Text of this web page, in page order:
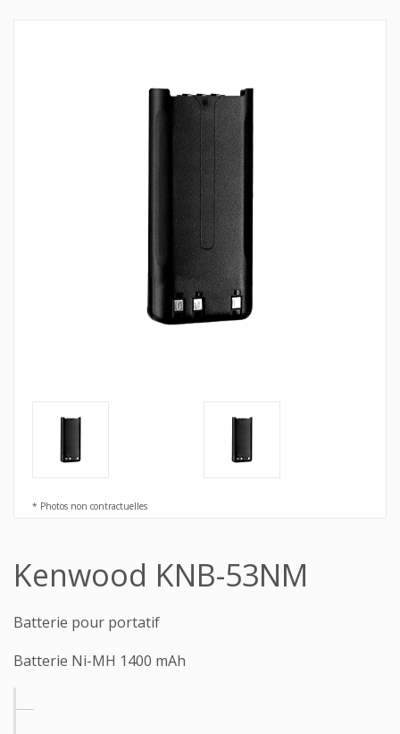
* Photos non contractuelles
Kenwood KNB-53NM
Batterie pour portatif
Batterie Ni-MH 1400 mAh